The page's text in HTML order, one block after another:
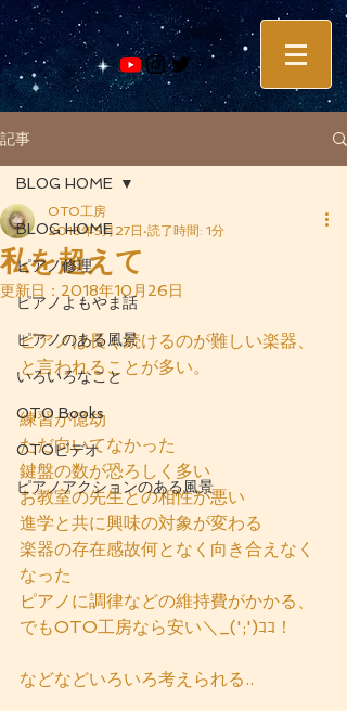
記事
BLOG HOME
ピアノ修理
ピアノよもやま話
ピアノのある風景
いろいろなこと
OTO Books
OTOビデオ
ピアノアクションのある風景
BLOG HOME
私を超えて
OTO工房
2018年5月27日 読了時間: 1分
更新日： 2018年10月26日
ピアノは長く続けるのが難しい楽器、
と言われることが多い。
練習が億劫
ただ向いてなかった
鍵盤の数が恐ろしく多い
お教室の先生との相性が悪い
進学と共に興味の対象が変わる
楽器の存在感故何となく向き合えなく
なった
ピアノに調律などの維持費がかかる、
でもOTO工房なら安い＼_(';')ｺｺ！
などなどいろいろ考えられる..